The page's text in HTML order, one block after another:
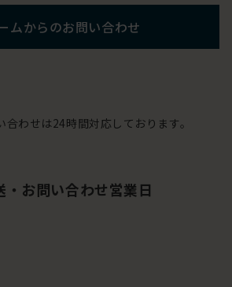
ムからのお問い合わせ
わせは24時間対応しております。
・お問い合わせ営業日